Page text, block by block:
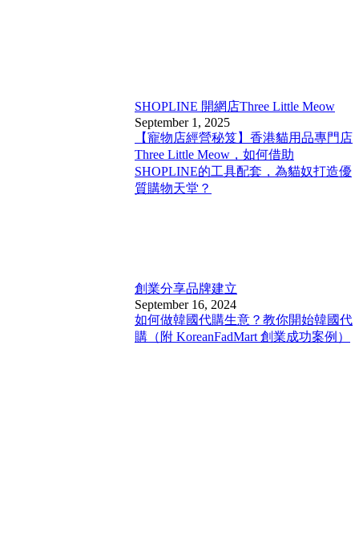
SHOPLINE 開網店Three Little Meow
September 1, 2025
【寵物店經營秘笈】香港貓用品專門店
Three Little Meow，如何借助
SHOPLINE的工具配套，為貓奴打造優
質購物天堂？
創業分享品牌建立
September 16, 2024
如何做韓國代購生意？教你開始韓國代
購（附 KoreanFadMart 創業成功案例）